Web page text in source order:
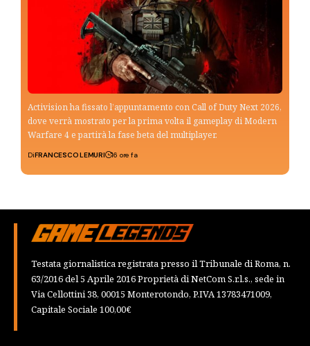
Activision ha fissato l’appuntamento con Call of Duty Next 2026,
dove verrà mostrato per la prima volta il gameplay di Modern
Warfare 4 e partirà la fase beta del multiplayer.
DiFRANCESCO LEMURI 16 ore fa
Testata giornalistica registrata presso il Tribunale di Roma, n.
63/2016 del 5 Aprile 2016 Proprietà di NetCom S.r.l.s., sede in
Via Cellottini 38, 00015 Monterotondo, P.IVA 13783471009,
Capitale Sociale 100,00€